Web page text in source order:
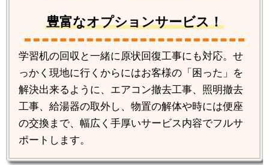
豊富なオプションサービス！
学習机の回収と一緒に原状回復工事にも対応。せ
っかく現地に行くからにはお客様の「困った」を
解決出来るように、エアコン撤去工事、照明撤去
工事、給湯器の取外し、物置の解体や時には便座
の交換まで、幅広く手厚いサービス内容でフルサ
ポートします。